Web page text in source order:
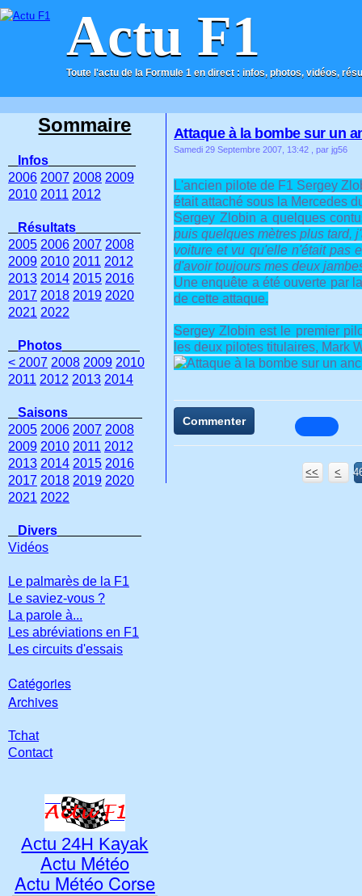
Actu F1
Toute l'actu de la Formule 1 en direct : infos, photos, vidéos,
ACCUEIL CONTACT
Attaque à la bombe sur un
Samedi 29 Septembre 2007, 13:42 , par jg56
L'ancien pilote de F1 Sergey
était attaché sous la Mercedes
Sergey Zlobin a quelques
puis quelques mètres plus tard,
voiture et vu qu'elle n'était pas
d'avoir toujours mes deux
Une enquête a été ouverte par
de cette attaque.
Sergey Zlobin est le premier
les deux pilotes titulaires, Mark
Commenter
<< <
Sommaire
Infos
2006 2007 2008 2009
2010 2011 2012
Résultats
2005 2006 2007 2008
2009 2010 2011 2012
2013 2014 2015 2016
2017 2018 2019 2020
2021 2022
Photos
< 2007 2008 2009 2010
2011 2012 2013 2014
Saisons
2005 2006 2007 2008
2009 2010 2011 2012
2013 2014 2015 2016
2017 2018 2019 2020
2021 2022
Divers
Vidéos
Le palmarès de la F1
Le saviez-vous ?
La parole à...
Les abréviations en F1
Les circuits d'essais
Catégories
Archives
Tchat
Contact
Actu 24H Kayak
Actu Météo
Actu Météo Corse